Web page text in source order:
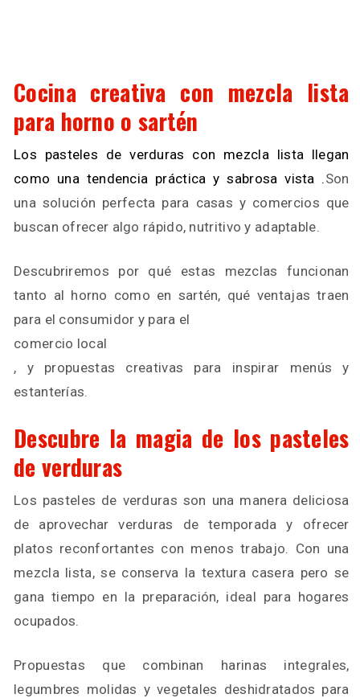
Cocina creativa con mezcla lista
para horno o sartén
Los pasteles de verduras con mezcla lista llegan
como una tendencia práctica y sabrosa vista .Son
una solución perfecta para casas y comercios que
buscan ofrecer algo rápido, nutritivo y adaptable.
Descubriremos por qué estas mezclas funcionan
tanto al horno como en sartén, qué ventajas traen
para el consumidor y para el
comercio local
, y propuestas creativas para inspirar menús y
estanterías.
Descubre la magia de los pasteles
de verduras
Los pasteles de verduras son una manera deliciosa
de aprovechar verduras de temporada y ofrecer
platos reconfortantes con menos trabajo. Con una
mezcla lista, se conserva la textura casera pero se
gana tiempo en la preparación, ideal para hogares
ocupados.
Propuestas que combinan harinas integrales,
legumbres molidas y vegetales deshidratados para